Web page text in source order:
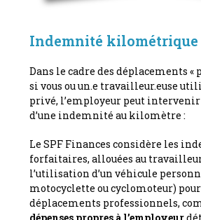
Indemnité kilométrique
Dans le cadre des déplacements «
si vous ou un.e travailleur.euse
privé, l’employeur peut intervenir
d’une indemnité au kilomètre :
Le SPF Finances considère les
forfaitaires, allouées au
l’utilisation d’un véhicule
motocyclette ou cyclomoteur)
déplacements professionnels,